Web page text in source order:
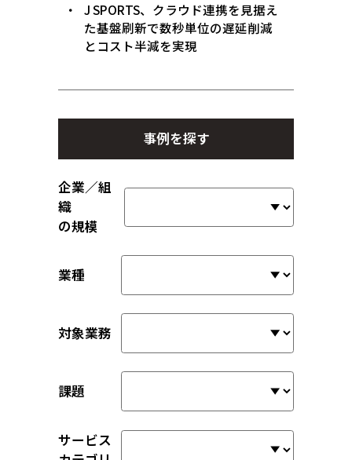
J SPORTS、クラウド連携を見据え
た基盤刷新で数秒単位の遅延削減
とコスト半減を実現
事例を探す
企業／組
織
の規模
業種
対象業務
課題
サービス